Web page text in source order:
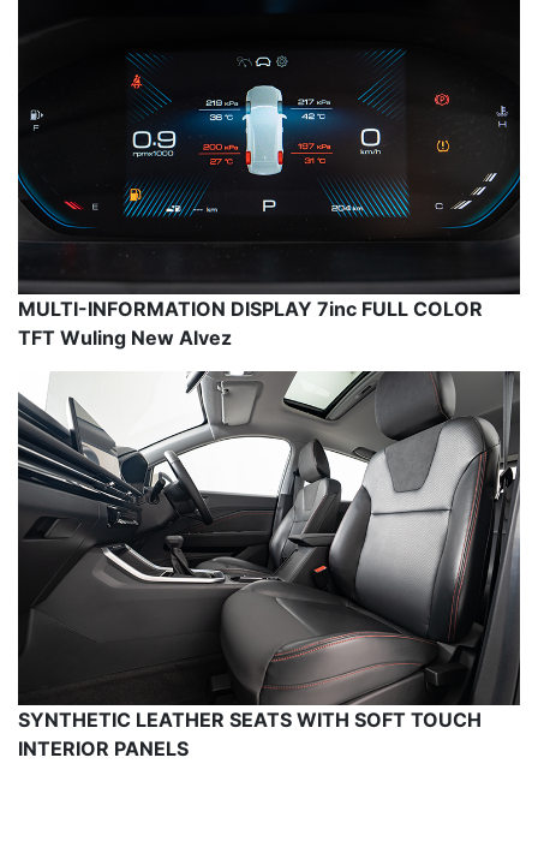
MULTI-INFORMATION DISPLAY 7inc FULL COLOR
TFT Wuling New Alvez
SYNTHETIC LEATHER SEATS WITH SOFT TOUCH
INTERIOR PANELS